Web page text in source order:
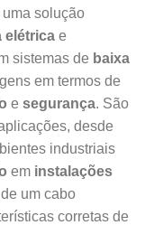
uma solução
elétrica e
sistemas de baixa
em termos de
e segurança. São
desde
industriais
em instalações
um cabo
corretas de